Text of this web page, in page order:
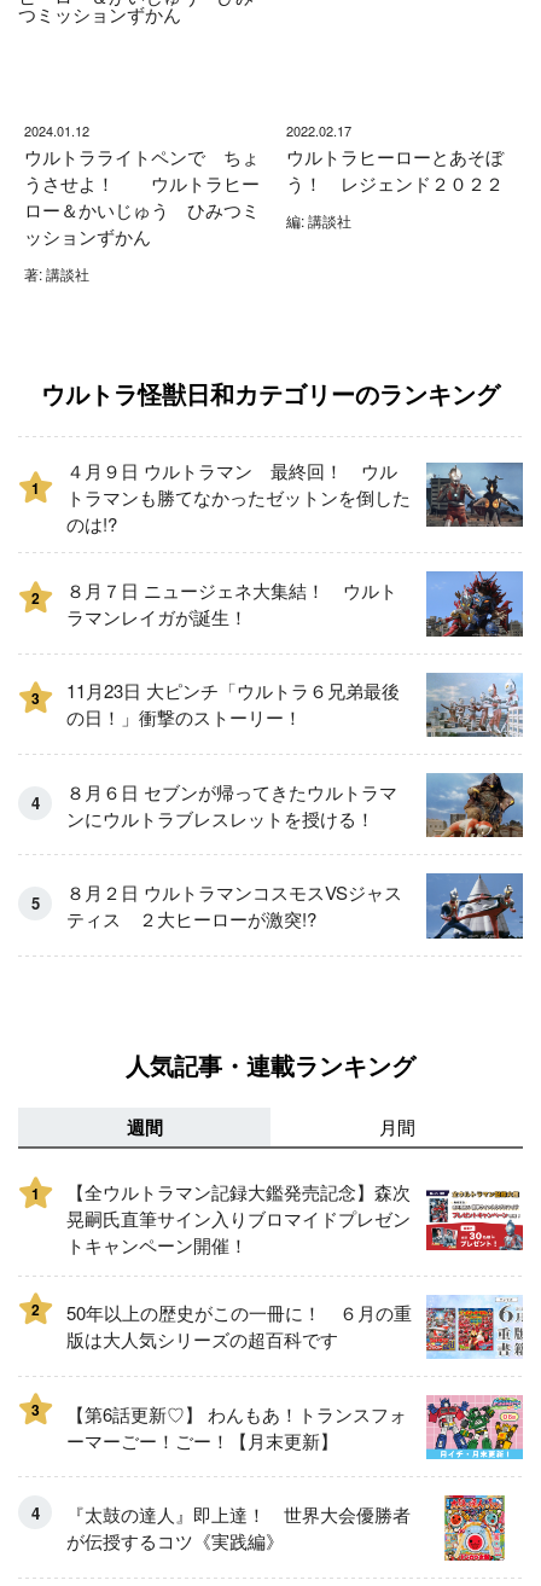
2024.01.12
ウルトラライトペンで ちょ
うさせよ！ ウルトラヒー
ロー＆かいじゅう ひみつミ
ッションずかん
著: 講談社
2022.02.17
ウルトラヒーローとあそぼ
う！ レジェンド２０２２
編: 講談社
ウルトラ怪獣日和カテゴリーのランキング
1
４月９日 ウルトラマン 最終回！ ウル
トラマンも勝てなかったゼットンを倒した
のは!?
2
８月７日 ニュージェネ大集結！ ウルト
ラマンレイガが誕生！
3
11月23日 大ピンチ「ウルトラ６兄弟最後
の日！」衝撃のストーリー！
８月６日 セブンが帰ってきたウルトラマ
ンにウルトラブレスレットを授ける！
８月２日 ウルトラマンコスモスVSジャス
ティス ２大ヒーローが激突!?
人気記事・連載ランキング
週間 月間
1
【全ウルトラマン記録大鑑発売記念】森次
晃嗣氏直筆サイン入りブロマイドプレゼン
トキャンペーン開催！
2
50年以上の歴史がこの一冊に！ ６月の重
版は大人気シリーズの超百科です
3
【第6話更新♡】 わんもあ！トランスフォ
ーマーごー！ごー！【月末更新】
『太鼓の達人』即上達！ 世界大会優勝者
が伝授するコツ《実践編》